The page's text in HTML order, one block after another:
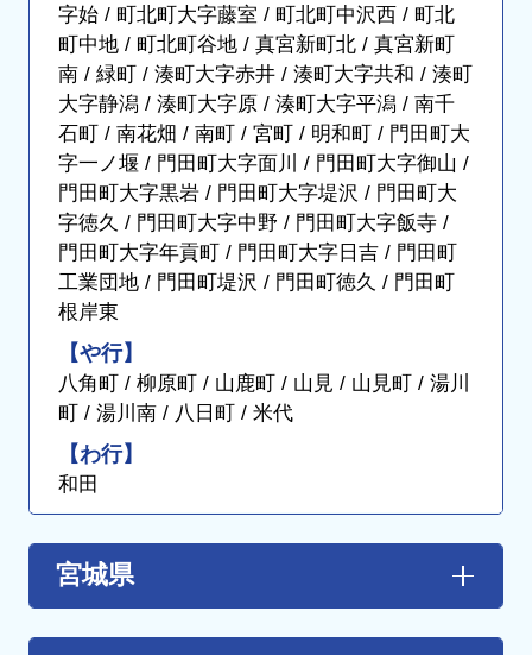
字始 / 町北町大字藤室 / 町北町中沢西 / 町北
町中地 / 町北町谷地 / 真宮新町北 / 真宮新町
南 / 緑町 / 湊町大字赤井 / 湊町大字共和 / 湊町
大字静潟 / 湊町大字原 / 湊町大字平潟 / 南千
石町 / 南花畑 / 南町 / 宮町 / 明和町 / 門田町大
字一ノ堰 / 門田町大字面川 / 門田町大字御山 /
門田町大字黒岩 / 門田町大字堤沢 / 門田町大
字徳久 / 門田町大字中野 / 門田町大字飯寺 /
門田町大字年貢町 / 門田町大字日吉 / 門田町
工業団地 / 門田町堤沢 / 門田町徳久 / 門田町
根岸東
【や行】
八角町 / 柳原町 / 山鹿町 / 山見 / 山見町 / 湯川
町 / 湯川南 / 八日町 / 米代
【わ行】
和田
宮城県
【あ行】